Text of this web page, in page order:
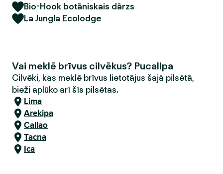
Bio-Hook botāniskais dārzs
La Jungla Ecolodge
Vai meklē brīvus cilvēkus? Pucallpa
Cilvēki, kas meklē brīvus lietotājus šajā pilsētā,
bieži aplūko arī šīs pilsētas.
Lima
Arekipa
Callao
Tacna
Ica